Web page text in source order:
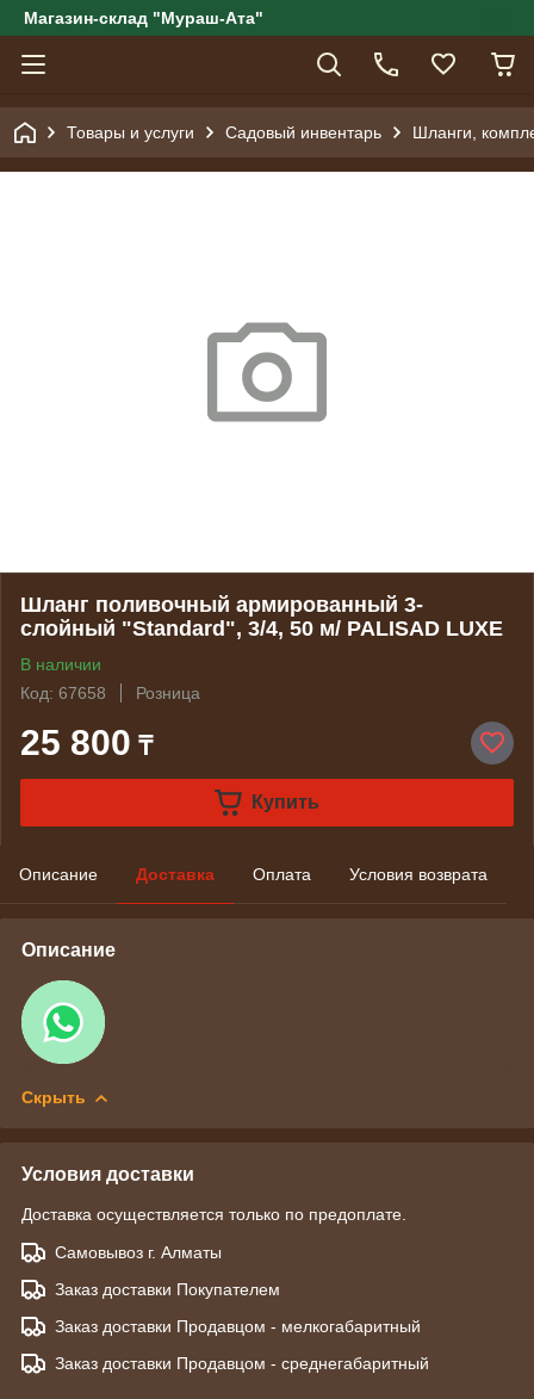
Магазин-склад "Мураш-Ата"
Товары и услуги Садовый инвентарь Шланги,
Шланг поливочный армированный 3-
слойный "Standard", 3/4, 50 м/ PALISAD LUXE
В наличии
Код: 67658
Розница
25 800 ₸
Купить
Описание Доставка Оплата Условия возврата
Описание
Скрыть
Условия доставки
Доставка осуществляется только по предоплате.
Самовывоз г. Алматы
Заказ доставки Покупателем
Заказ доставки Продавцом - мелкогабаритный
Заказ доставки Продавцом - среднегабаритный